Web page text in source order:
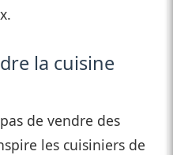
la cuisine
de vendre des
les cuisiniers de